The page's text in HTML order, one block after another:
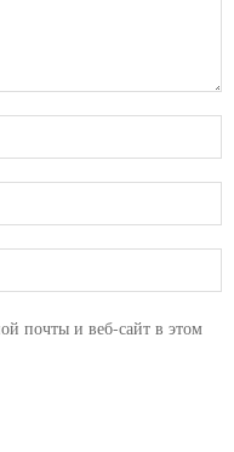
почты и веб-сайт в этом